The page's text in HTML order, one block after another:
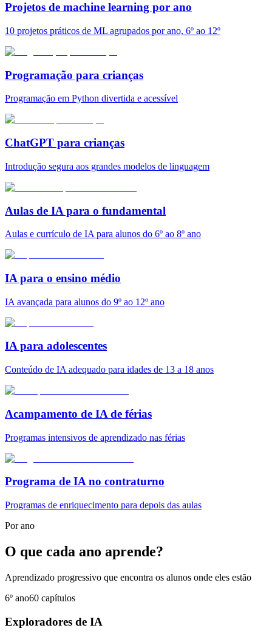
Projetos de machine learning por ano
10 projetos práticos de ML agrupados por ano, 6º ao 12º
Programação para crianças
Programação em Python divertida e acessível
ChatGPT para crianças
Introdução segura aos grandes modelos de linguagem
Aulas de IA para o fundamental
Aulas e currículo de IA para alunos do 6º ao 8º ano
IA para o ensino médio
IA avançada para alunos do 9º ao 12º ano
IA para adolescentes
Conteúdo de IA adequado para idades de 13 a 18 anos
Acampamento de IA de férias
Programas intensivos de aprendizado nas férias
Programa de IA no contraturno
Programas de enriquecimento para depois das aulas
Por ano
O que cada ano aprende?
Aprendizado progressivo que encontra os alunos onde eles estão
6º ano60 capítulos
Exploradores de IA